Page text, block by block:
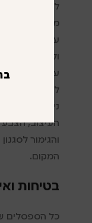
לחלל.
מיוצרים
עמידים בפני
ולחות, תוך
על מראה נקי
לאורך זמן.
ניתן להתאים
העיצוב, הצבע
והגימור לסגנון
המקום.
בטיחות
כל הספסלים